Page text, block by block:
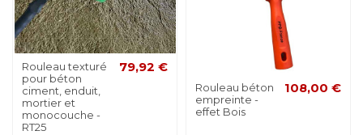
Rouleau texturé
pour béton
ciment, enduit,
mortier et
monocouche -
RT25
79,92 €
Rouleau béton
empreinte -
effet Bois
108,00 €